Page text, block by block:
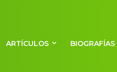
ARTÍCULOS BIOGRAFÍAS